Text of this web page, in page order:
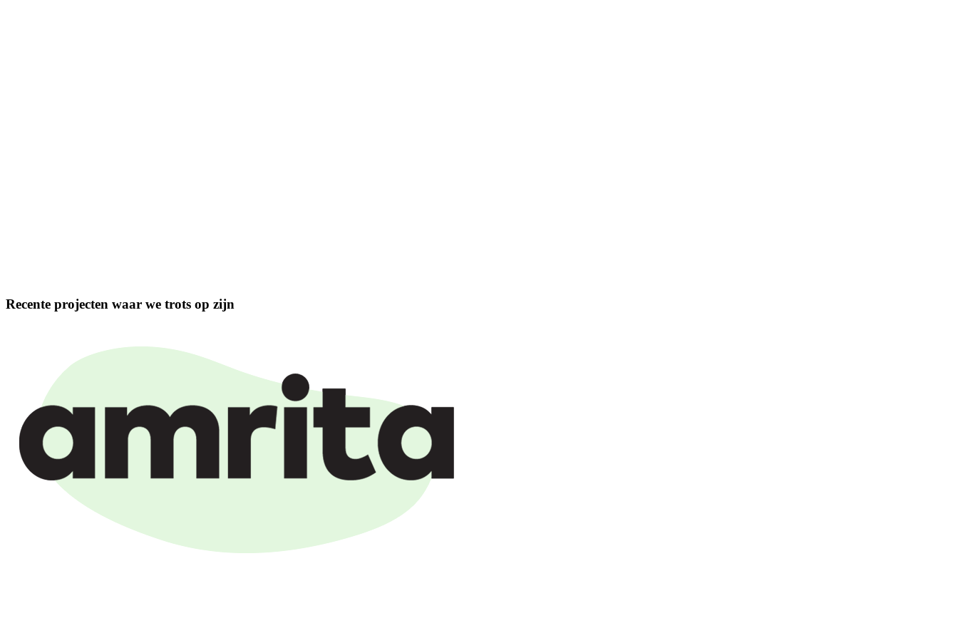
Recente projecten waar we trots op zijn